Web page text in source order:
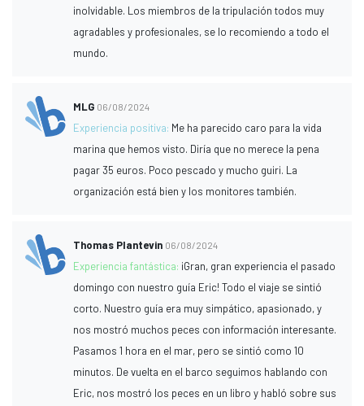
inolvidable. Los miembros de la tripulación todos muy
agradables y profesionales, se lo recomiendo a todo el
mundo.
MLG 06/08/2024
Experiencia positiva: Me ha parecido caro para la vida
marina que hemos visto. Diría que no merece la pena
pagar 35 euros. Poco pescado y mucho guiri. La
organización está bien y los monitores también.
Thomas Plantevin 06/08/2024
Experiencia fantástica: ¡Gran, gran experiencia el pasado
domingo con nuestro guía Eric! Todo el viaje se sintió
corto. Nuestro guía era muy simpático, apasionado, y
nos mostró muchos peces con información interesante.
Pasamos 1 hora en el mar, pero se sintió como 10
minutos. De vuelta en el barco seguimos hablando con
Eric, nos mostró los peces en un libro y habló sobre sus